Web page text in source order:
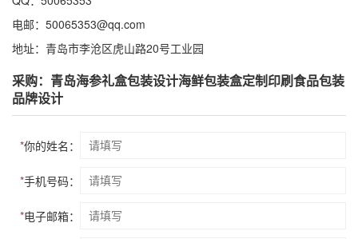
电邮：50065353@qq.com
地址：青岛市李沧区虎山路20号工业园
采购：青岛海参礼盒包装设计海鲜包装盒定制印刷食品包装
品牌设计
*你的姓名：
*手机号码：
*电子邮箱：